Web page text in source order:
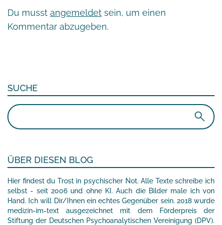
Du musst angemeldet sein, um einen
Kommentar abzugeben.
SUCHE
Suchen
nach:
ÜBER DIESEN BLOG
Hier findest du Trost in psychischer Not. Alle Texte schreibe ich
selbst - seit 2006 und ohne KI. Auch die Bilder male ich von
Hand. Ich will Dir/Ihnen ein echtes Gegenüber sein. 2018 wurde
medizin-im-text ausgezeichnet mit dem Förderpreis der
Stiftung der Deutschen Psychoanalytischen Vereinigung (DPV).